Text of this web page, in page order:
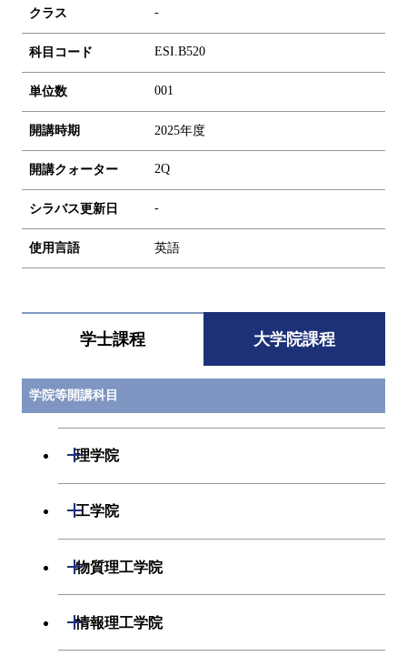
クラス -
科目コード ESI.B520
単位数 001
開講時期 2025年度
開講クォーター 2Q
シラバス更新日 -
使用言語 英語
学士課程 大学院課程
学院等開講科目
理学院
開閉
物理学コース
化学系
開閉
工学院
開閉
機械系
開閉
エネルギーコース
システム制御コース
電気電子系
開閉
物質理工学院
開閉
材料系
開閉
情報理工学院
開閉